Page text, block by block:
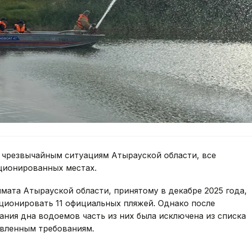
ситуациям Атырауской области, все
местах.
Атырауской области, принятому в декабре 2025 года,
11 официальных пляжей. Однако после
дна водоемов часть из них была исключена из списка
требованиям.